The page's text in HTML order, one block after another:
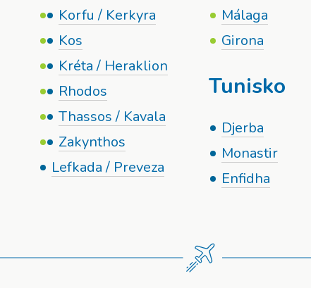
Korfu / Kerkyra
Kos
Kréta / Heraklion
Rhodos
Thassos / Kavala
Zakynthos
Lefkada / Preveza
Málaga
Girona
Tunisko
Djerba
Monastir
Enfidha